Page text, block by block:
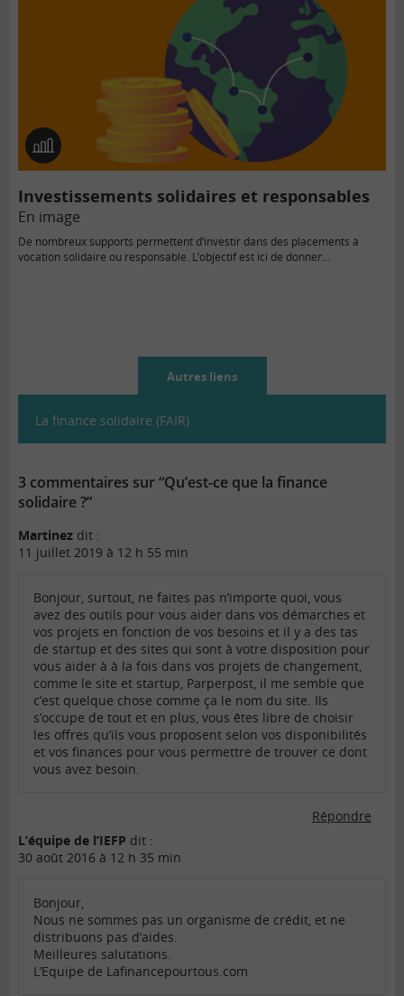
En
image
Investissements solidaires et responsables
En image
De nombreux supports permettent d’investir dans des placements à
vocation solidaire ou responsable. L’objectif est ici de donner…
Autres liens
La finance solidaire (FAIR)
3 commentaires sur “Qu’est-ce que la finance
solidaire ?”
Martinez dit :
11 juillet 2019 à 12 h 55 min
Bonjour, surtout, ne faites pas n’importe quoi, vous
avez des outils pour vous aider dans vos démarches et
vos projets en fonction de vos besoins et il y a des tas
de startup et des sites qui sont à votre disposition pour
vous aider à à la fois dans vos projets de changement,
comme le site et startup, Parperpost, il me semble que
c’est quelque chose comme ça le nom du site. Ils
s’occupe de tout et en plus, vous êtes libre de choisir
les offres qu’ils vous proposent selon vos disponibilités
et vos finances pour vous permettre de trouver ce dont
vous avez besoin.
Répondre
L’équipe de l’IEFP dit :
30 août 2016 à 12 h 35 min
Bonjour,
Nous ne sommes pas un organisme de crédit, et ne
distribuons pas d’aides.
Meilleures salutations.
L’Equipe de Lafinancepourtous.com